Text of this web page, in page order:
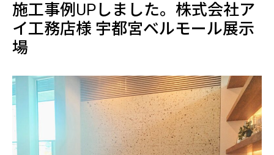
施工事例UPしました。株式会社ア
イ工務店様 宇都宮ベルモール展示
場